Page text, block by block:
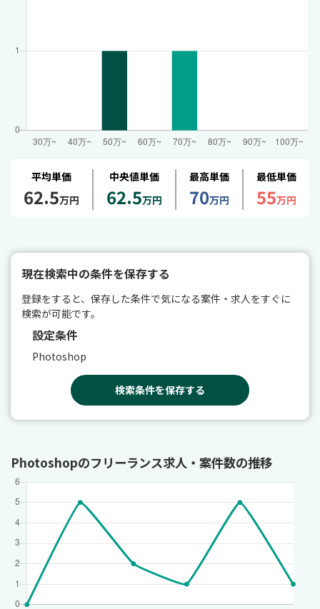
平均単価
62.5万円
中央値単価
62.5万円
最高単価
70万円
最低単価
55万円
現在検索中の条件を保存する
登録をすると、保存した条件で気になる案件・求人をすぐに
検索が可能です。
設定条件
Photoshop
検索条件を保存する
Photoshopのフリーランス求人・案件数の推移